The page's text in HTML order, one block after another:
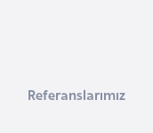
Referanslarımız